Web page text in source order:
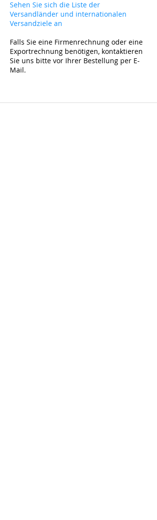
Sehen Sie sich die Liste der
Versandländer und internationalen
Versandziele an
Falls Sie eine Firmenrechnung oder eine
Exportrechnung benötigen, kontaktieren
Sie uns bitte vor Ihrer Bestellung per E-
Mail.